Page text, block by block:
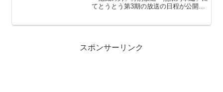
てとうとう第3期の放送の日程が公開さ
スポンサーリンク